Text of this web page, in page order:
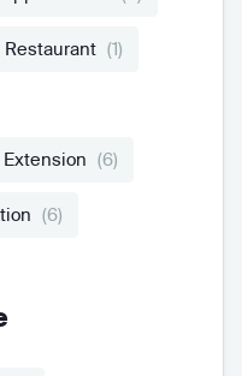
Restaurant (1)
Extension (6)
(6)